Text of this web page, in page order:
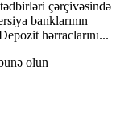
çərçivəsində
banklarının
hərraclarını...
olun